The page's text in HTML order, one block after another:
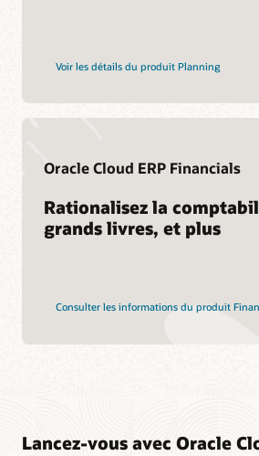
Voir les détails du produit Planning
Oracle Cloud ERP Financials
Rationalisez la
grands livres, et plus
Consulter les informations du produit
Lancez-vous avec Oracle